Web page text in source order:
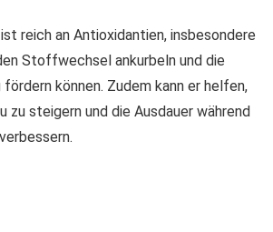
reich an Antioxidantien, insbesondere
Stoffwechsel ankurbeln und die
können. Zudem kann er helfen,
zu steigern und die Ausdauer während